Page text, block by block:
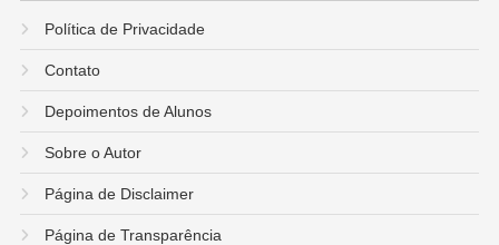
Política de Privacidade
Contato
Depoimentos de Alunos
Sobre o Autor
Página de Disclaimer
Página de Transparência